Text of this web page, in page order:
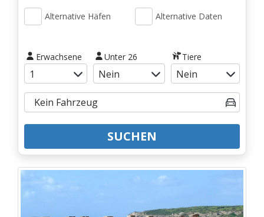
Alternative Häfen Alternative Daten
Erwachsene Unter 26 Tiere
SUCHEN